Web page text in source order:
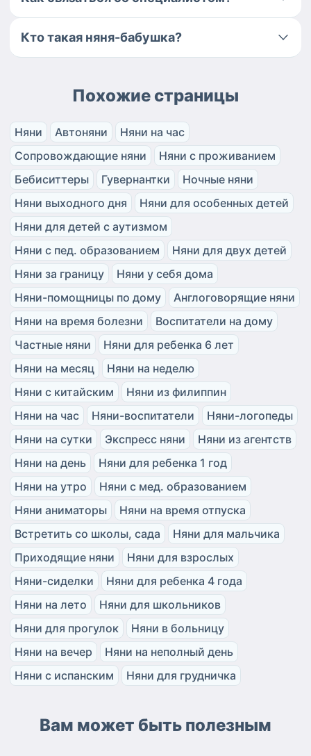
Кто такая няня-бабушка?
Похожие страницы
Няни Автоняни
Няни на час
Сопровождающие няни
Няни с проживанием
Бебиситтеры
Гувернантки
Ночные няни
Няни выходного дня
Няни для особенных детей
Няни для детей с аутизмом
Няни с пед. образованием
Няни для двух детей
Няни за границу
Няни у себя дома
Няни-помощницы по дому
Англоговорящие няни
Няни на время болезни
Воспитатели на дому
Частные няни
Няни для ребенка 6 лет
Няни на месяц
Няни на неделю
Няни с китайским
Няни из филиппин
Няни на час
Няни-воспитатели
Няни-логопеды
Няни на сутки
Экспресс няни
Няни из агентств
Няни на день
Няни для ребенка 1 год
Няни на утро
Няни с мед. образованием
Няни аниматоры
Няни на время отпуска
Встретить со школы, сада
Няни для мальчика
Приходящие няни
Няни для взрослых
Няни-сиделки
Няни для ребенка 4 года
Няни на лето
Няни для школьников
Няни для прогулок
Няни в больницу
Няни на вечер
Няни на неполный день
Няни с испанским
Няни для грудничка
Вам может быть полезным